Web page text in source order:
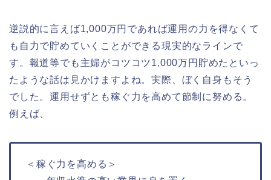
逆説的に言えば1,000万円であれば運用の力を得なくて
も自力で貯めていくことができる現実的なラインで
す。報道等でも主婦がコツコツ1,000万円貯めたといっ
たような話は見かけますよね。実際、ぼく自身もそう
でした。運用せずとも稼ぐ力を高めて節制に努める。
例えば、
＜稼ぐ力を高める＞